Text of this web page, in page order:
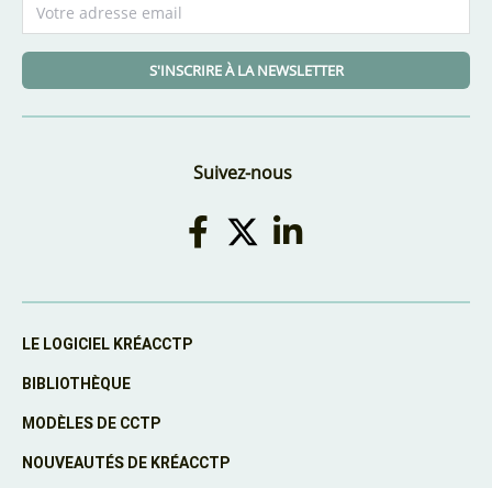
S'INSCRIRE À LA NEWSLETTER
Suivez-nous
LE LOGICIEL KRÉACCTP
BIBLIOTHÈQUE
MODÈLES DE CCTP
NOUVEAUTÉS DE KRÉACCTP